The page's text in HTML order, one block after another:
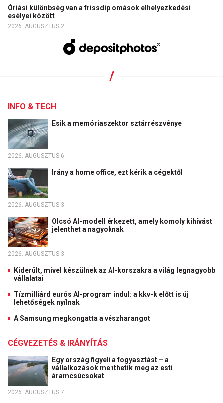
Óriási különbség van a frissdiplomások elhelyezkedési
esélyei között
2026. AUGUSZTUS 2.
INFO & TECH
Esik a memóriaszektor sztárrészvénye
2026. AUGUSZTUS 6.
Irány a home office, ezt kérik a cégektől
2026. AUGUSZTUS 3.
Olcsó AI-modell érkezett, amely komoly kihívást
jelenthet a nagyoknak
2026. AUGUSZTUS 3.
Kiderült, mivel készülnek az AI-korszakra a világ legnagyobb
vállalatai
Tízmilliárd eurós AI-program indul: a kkv-k előtt is új
lehetőségek nyílnak
A Samsung megkongatta a vészharangot
CÉGVEZETÉS & IRÁNYÍTÁS
Egy ország figyeli a fogyasztást – a
vállalkozások menthetik meg az esti
áramcsúcsokat
2026. AUGUSZTUS 7.